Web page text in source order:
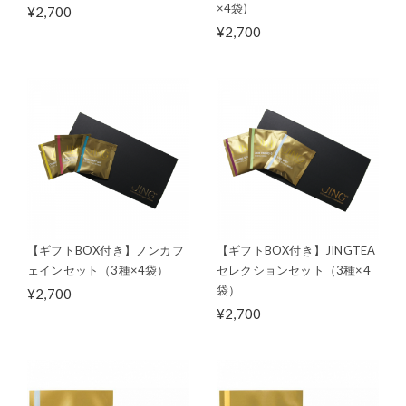
¥2,700 ×4袋)
¥2,700
【ギフトBOX付き】ノンカフ
ェインセット（3種×4袋）
¥2,700
【ギフトBOX付き】JINGTEA
セレクションセット（3種×4
袋）
¥2,700